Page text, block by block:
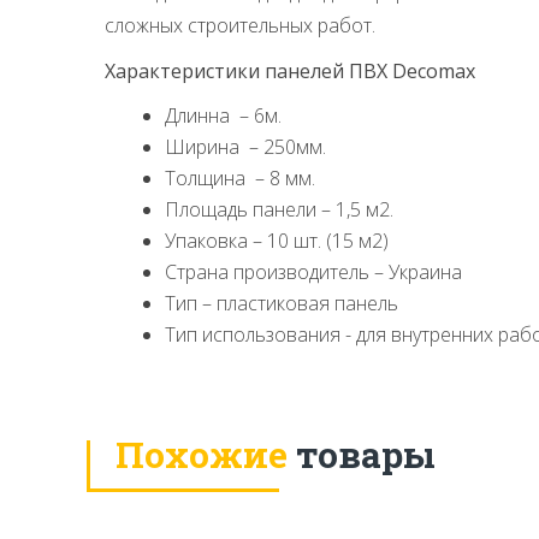
сложных строительных работ.
Характеристики панелей ПВХ Decomax
Длинна – 6м.
Ширина – 250мм.
Толщина – 8 мм.
Площадь панели – 1,5 м2.
Упаковка – 10 шт. (15 м2)
Страна производитель – Украина
Тип – пластиковая панель
Тип использования - для внутренних
Похожие товары